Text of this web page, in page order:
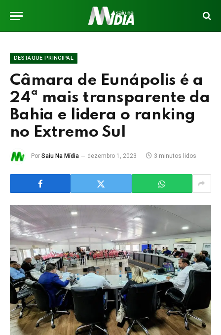
DESTAQUE PRINCIPAL
Câmara de Eunápolis é a
24ª mais transparente da
Bahia e lidera o ranking
no Extremo Sul
Por Saiu Na Mídia dezembro 1, 2023 3 minutos lidos